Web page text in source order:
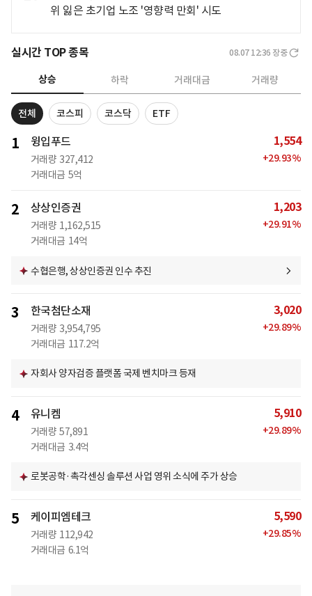
위 잃은 초기업 노조 '영향력 만회' 시도
실시간 TOP 종목 08.07 12:36 장중
상승 하락 거래대금 거래량
전체 코스피 코스닥 ETF
1 윙입푸드
거래량 327,412
거래대금 5억
1,554
+29.93%
2 상상인증권
거래량 1,162,515
거래대금 14억
1,203
+29.91%
수협은행, 상상인증권 인수 추진
3 한국첨단소재
거래량 3,954,795
거래대금 117.2억
3,020
+29.89%
자회사 양자검증 플랫폼 국제 벤치마크 등재
4 유니켐
거래량 57,891
거래대금 3.4억
5,910
+29.89%
로봇공학·촉각센싱 솔루션 사업 영위 소식에 주가 상승
5 케이피엠테크
거래량 112,942
거래대금 6.1억
5,590
+29.85%